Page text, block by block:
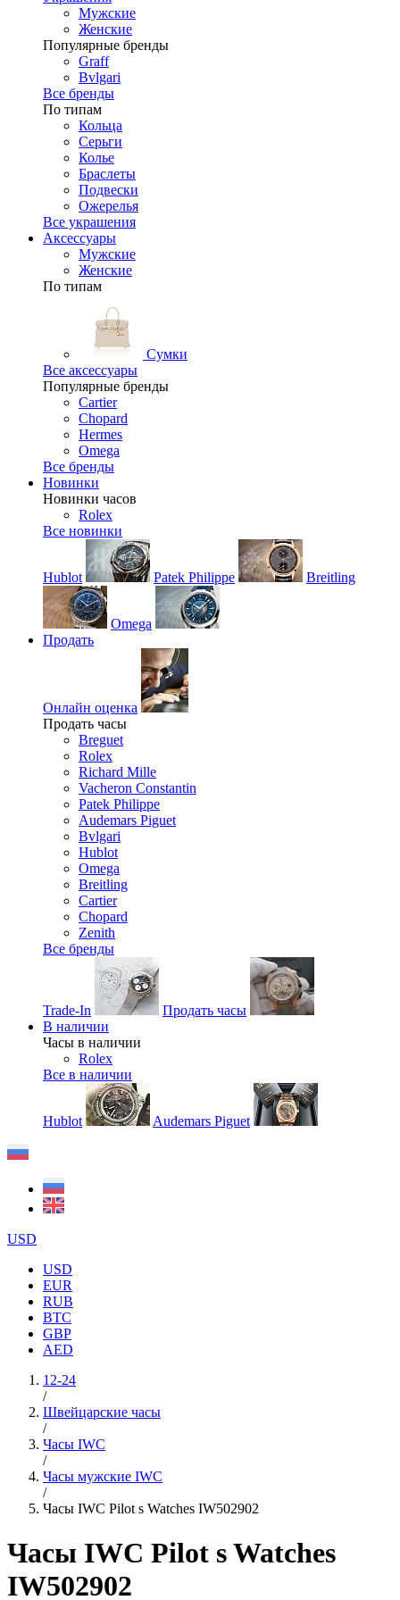
Мужские
Женские
Популярные бренды
Graff
Bvlgari
Все бренды
По типам
Кольца
Серьги
Колье
Браслеты
Подвески
Ожерелья
Все украшения
Аксессуары
Мужские
Женские
По типам
Сумки
Все аксессуары
Популярные бренды
Cartier
Chopard
Hermes
Omega
Все бренды
Новинки
Новинки часов
Rolex
Все новинки
Hublot Patek Philippe Breitling
Omega
Продать
Онлайн оценка
Продать часы
Breguet
Rolex
Richard Mille
Vacheron Constantin
Patek Philippe
Audemars Piguet
Bvlgari
Hublot
Omega
Breitling
Cartier
Chopard
Zenith
Все бренды
Trade-In
Продать часы
В наличии
Часы в наличии
Rolex
Все в наличии
Hublot Audemars Piguet
USD
USD
EUR
RUB
BTC
GBP
AED
12-24
/
Швейцарские часы
/
Часы IWC
/
Часы мужские IWC
/
Часы IWC Pilot s Watches IW502902
Часы IWC Pilot s Watches
IW502902